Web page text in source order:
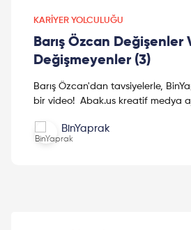
KARIYER YOLCULUĞU
Barış Özcan Değişenler
Değişmeyenler (3)
Barış Özcan'dan tavsiyelerle,
bir video! Abak.us kreatif medya
BinYaprak